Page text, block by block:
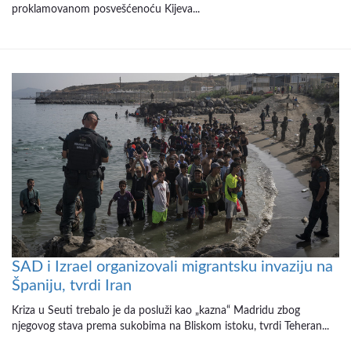
proklamovanom posvešćenoću Kijeva...
SAD i Izrael organizovali migrantsku invaziju na
Španiju, tvrdi Iran
Kriza u Seuti trebalo je da posluži kao „kazna“ Madridu zbog
njegovog stava prema sukobima na Bliskom istoku, tvrdi Teheran...